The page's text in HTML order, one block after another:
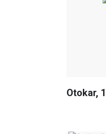
Otokar,